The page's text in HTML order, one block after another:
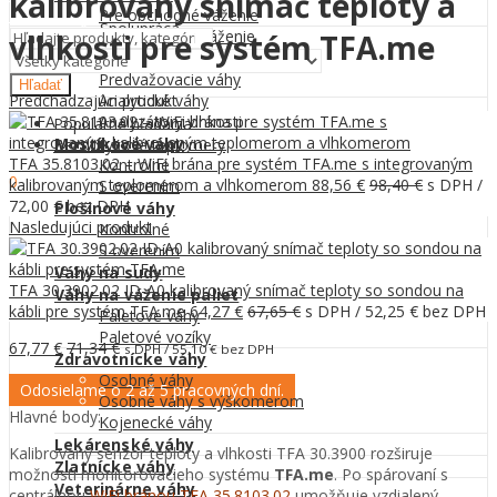
Spolupráca
Kontakt
Pre obchodné váženie
Pre kontrolné váženie
Laboratórne váhy
Predvažovacie váhy
Analytické váhy
Analyzátory vlhkosti
Mostíkové váhy
Kontrolné
S overením
Plošinové váhy
Kontrolné
S overením
Váhy na sudy
Váhy na váženie paliet
Paletové váhy
Paletové vozíky
Zdravotnícke váhy
Osobné váhy
Osobné váhy s výškomerom
Kojenecké váhy
Lekárenské váhy
Zlatnícke váhy
Veterinárne váhy
Menu
Hľadať
Populárne hľadania
Bezdotykové teplomery
0
0,00€
vlhkosti pre systém TFA.me
Predchádzajúci produkt
TFA 35.8103.02 – WiFi brána pre systém TFA.me s integrovaným
kalibrovaným teplomerom a vlhkomerom 88,56 € 98,40€ s DPH /
72,00 €bez DPH
Nasledujúci produkt
TFA 30.3902.02 ID-A0 kalibrovaný snímač teploty so sondou na
kábli pre systém TFA.me64,27 € 67,65€ s DPH / 52,25 € bez DPH
67,77 € 71,34€ s DPH /55,10€ bez DPH
Odosielame o 2 až 5 pracovných dní.
Hlavné body:
Kalibrovaný senzor teploty a vlhkosti TFA 30.3900 rozširuje
možnosti monitorovacieho systému TFA.me. Po spárovaní s